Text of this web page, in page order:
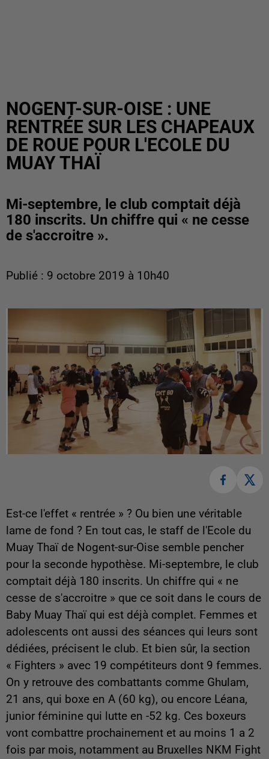
NOGENT-SUR-OISE : UNE
RENTRÉE SUR LES CHAPEAUX
DE ROUE POUR L'ECOLE DU
MUAY THAÏ
Mi-septembre, le club comptait déjà
180 inscrits. Un chiffre qui « ne cesse
de s'accroitre ».
Publié : 9 octobre 2019 à 10h40
Est-ce l'effet « rentrée » ? Ou bien une véritable
lame de fond ? En tout cas, le staff de l'Ecole du
Muay Thaï de Nogent-sur-Oise semble pencher
pour la seconde hypothèse. Mi-septembre, le club
comptait déjà 180 inscrits. Un chiffre qui « ne
cesse de s'accroitre » que ce soit dans le cours de
Baby Muay Thaï qui est déjà complet. Femmes et
adolescents ont aussi des séances qui leurs sont
dédiées, précisent le club. Et bien sûr, la section
« Fighters » avec 19 compétiteurs dont 9 femmes.
On y retrouve des combattants comme Ghulam,
21 ans, qui boxe en A (60 kg), ou encore Léana,
junior féminine qui lutte en -52 kg. Ces boxeurs
vont combattre prochainement et au moins 1 a 2
fois par mois, notamment au Bruxelles NKM Fight